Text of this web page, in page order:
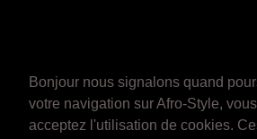
Bonjour nous signalons quand
votre navigation sur Afro-Style, vous
acceptez l'utilisation de cookies.